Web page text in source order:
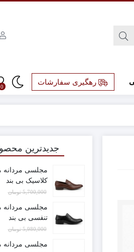
رهگیری سفارشات
0
جدیدترین
مجلسی مردانه
کلاسیک بی بند
5,700,000 تومان
2,700,000 تومان
مجلسی مردانه
تنفسی بی بند
5,980,000 تومان
3,580,000 تومان
مجلسی مردانه